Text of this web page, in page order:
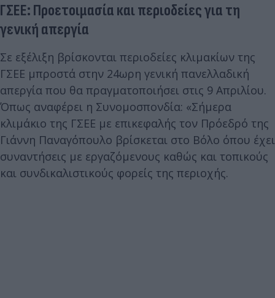
ΓΣΕΕ: Προετοιμασία και περιοδείες για τη
γενική απεργία
Σε εξέλιξη βρίσκονται περιοδείες κλιμακίων της
ΓΣΕΕ μπροστά στην 24ωρη γενική πανελλαδική
απεργία που θα πραγματοποιήσει στις 9 Απριλίου.
Όπως αναφέρει η Συνομοσπονδία: «Σήμερα
κλιμάκιο της ΓΣΕΕ με επικεφαλής τον Πρόεδρό της
Γιάννη Παναγόπουλο βρίσκεται στο Βόλο όπου έχει
συναντήσεις με εργαζόμενους καθώς και τοπικούς
και συνδικαλιστικούς φορείς της περιοχής.